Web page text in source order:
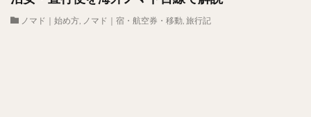
ノマド｜始め方, ノマド｜宿・航空券・移動, 旅行記